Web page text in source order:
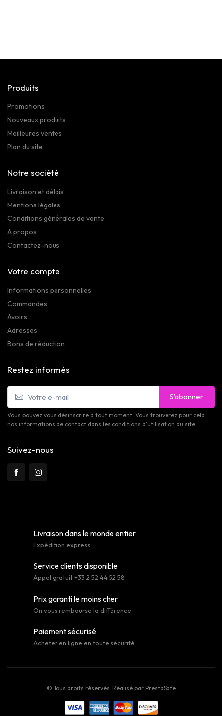
Produits
Promotions
Nouveaux produits
Meilleures ventes
Plan du site
Notre société
Livraison et délais
Mentions légales
Conditions générales de vente
A propos
Contactez-nous
Votre compte
Informations personnelles
Commandes
Avoirs
Adresses
Bons de réduction
Restez informés
S’abonner
Vous pouvez vous désinscrire à tout moment. Vous trouverez pour cela
nos informations de contact dans les conditions d'utilisation du site.
Suivez-nous
Livraison dans le monde entier
Expédition express
Service clients disponible
Appel gratuit +33 2 52 44 52 58
Prix garanti le moins cher
On vous rembourse la différence
Paiement sécurisé
Acheter en ligne en toute sécurité
© Tous droits réservés. Réalisé par PrestaSafe